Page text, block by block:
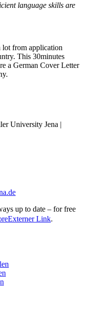
language skills are
lot from application
This 30minutes
a German Cover Letter
University Jena |
up to date – for free
Externer Link.